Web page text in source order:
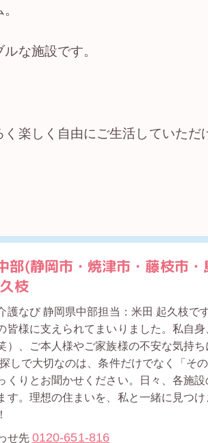
な施設です。
楽しく自由にご生活していただ
部(静岡市・焼津市・藤枝市
枝
護なび 静岡県中部担当：米田 起久枝で
皆様に支えられてまいりました。私自
）、ご本人様やご家族様の不安な気持
しで大切なのは、条件だけでなく「そ
くりとお聞かせください。日々、各施
す。理想の住まいを、私と一緒に見つ
せ先 0120-651-816